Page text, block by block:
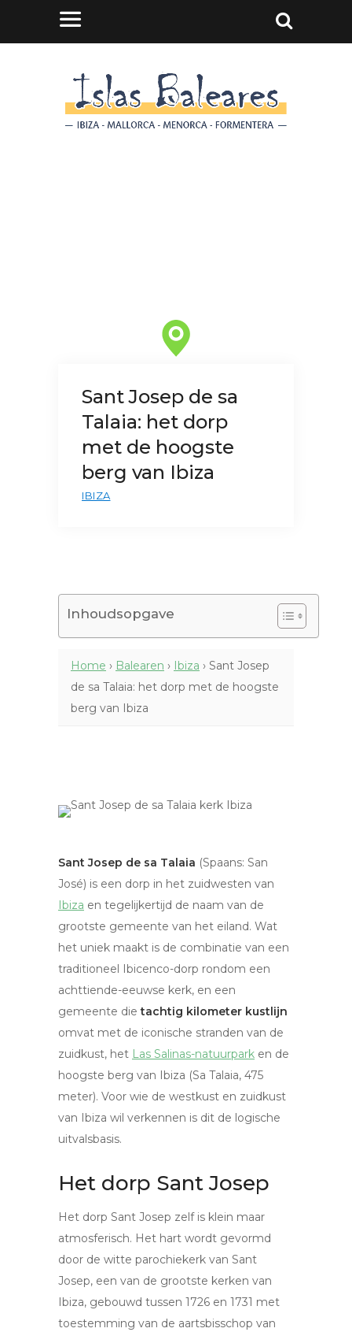
Sant Josep de sa
Talaia: het dorp
met de hoogste
berg van Ibiza
IBIZA
Inhoudsopgave
Home › Balearen › Ibiza › Sant Josep
de sa Talaia: het dorp met de hoogste
berg van Ibiza
Sant Josep de sa Talaia (Spaans: San
José) is een dorp in het zuidwesten van
Ibiza en tegelijkertijd de naam van de
grootste gemeente van het eiland. Wat
het uniek maakt is de combinatie van een
traditioneel Ibicenco-dorp rondom een
achttiende-eeuwse kerk, en een
gemeente dietachtig kilometer kustlijn
omvat met de iconische stranden van de
zuidkust, het Las Salinas-natuurpark en de
hoogste berg van Ibiza (Sa Talaia, 475
meter). Voor wie de westkust en zuidkust
van Ibiza wil verkennen is dit de logische
uitvalsbasis.
Het dorp Sant Josep
Het dorp Sant Josep zelf is klein maar
atmosferisch. Het hart wordt gevormd
door de witte parochiekerk van Sant
Josep, een van de grootste kerken van
Ibiza, gebouwd tussen 1726 en 1731 met
toestemming van de aartsbisschop van